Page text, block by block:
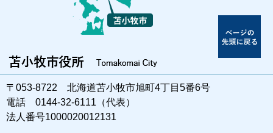
〒053-8722 北海道苫小牧市旭町4丁目5番6号
電話 0144-32-6111（代表）
法人番号1000020012131